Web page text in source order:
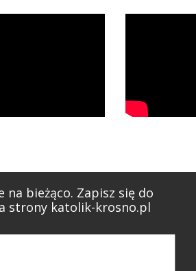
na bieżąco. Zapisz się do
strony katolik-krosno.pl